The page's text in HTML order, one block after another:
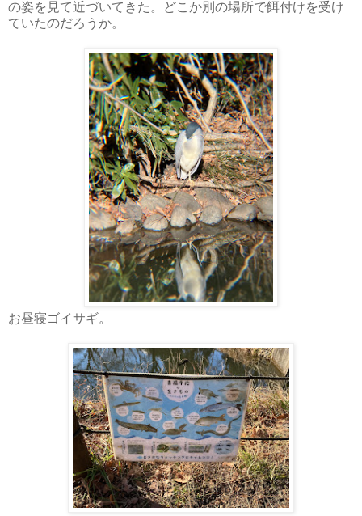
の姿を見て近づいてきた。どこか別の場所で餌付けを受け
ていたのだろうか。
お昼寝ゴイサギ。